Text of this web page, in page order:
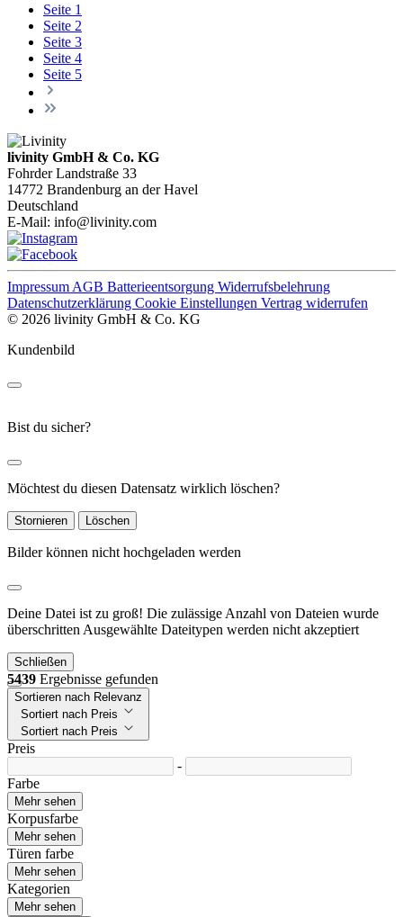
Seite 1
Seite 2
Seite 3
Seite 4
Seite 5
livinity GmbH & Co. KG
Fohrder Landstraße 33
14772 Brandenburg an der Havel
Deutschland
E-Mail: info@livinity.com
Impressum AGB Batterieentsorgung Widerrufsbelehrung
Datenschutzerklärung Cookie Einstellungen Vertrag widerrufen
© 2026 livinity GmbH & Co. KG
Kundenbild
Bist du sicher?
Möchtest du diesen Datensatz wirklich löschen?
Stornieren Löschen
Bilder können nicht hochgeladen werden
Deine Datei ist zu groß! Die zulässige Anzahl von Dateien wurde
überschritten Ausgewählte Dateitypen werden nicht akzeptiert
Schließen
5439 Ergebnisse gefunden
Sortieren nach Relevanz
Sortiert nach Preis
Sortiert nach Preis
Preis
-
Farbe
Mehr sehen
Korpusfarbe
Mehr sehen
Türen farbe
Mehr sehen
Kategorien
Mehr sehen